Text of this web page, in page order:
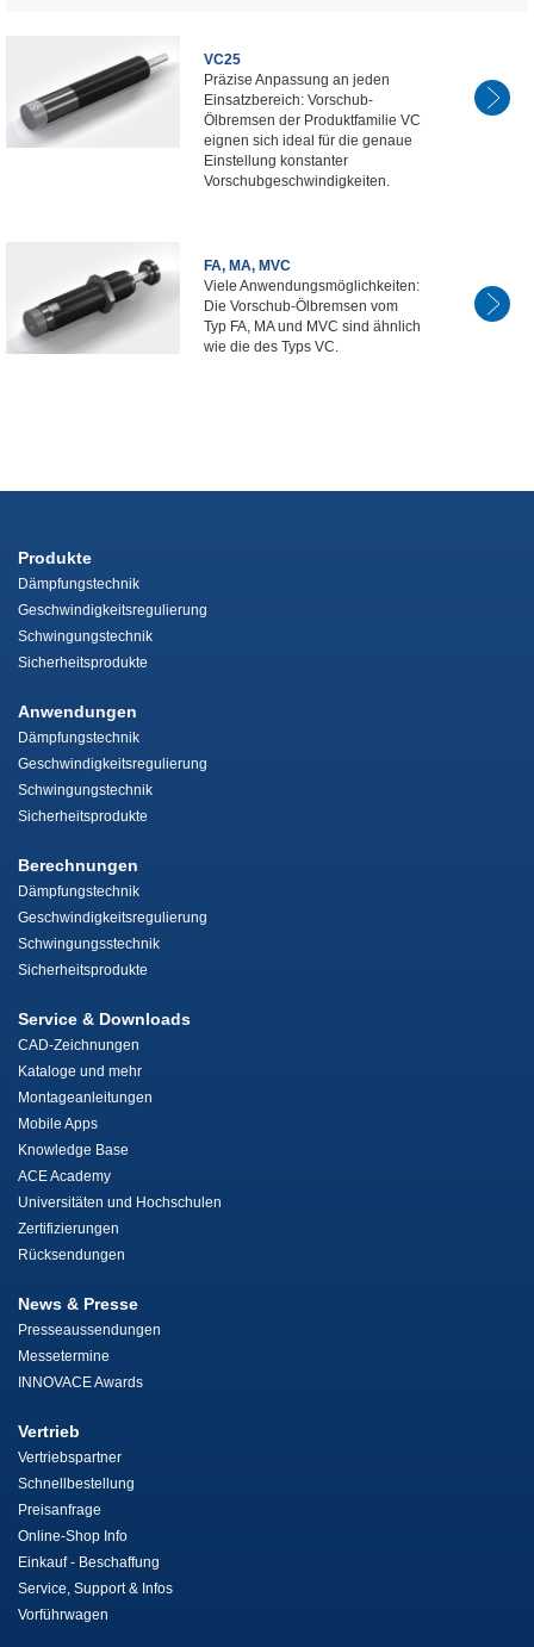
VC25
Präzise Anpassung an jeden
Einsatzbereich: Vorschub-
Ölbremsen der Produktfamilie VC
eignen sich ideal für die genaue
Einstellung konstanter
Vorschubgeschwindigkeiten.
FA, MA, MVC
Viele Anwendungsmöglichkeiten:
Die Vorschub-Ölbremsen vom
Typ FA, MA und MVC sind ähnlich
wie die des Typs VC.
Produkte
Dämpfungstechnik
Geschwindigkeitsregulierung
Schwingungstechnik
Sicherheitsprodukte
Anwendungen
Dämpfungstechnik
Geschwindigkeitsregulierung
Schwingungstechnik
Sicherheitsprodukte
Berechnungen
Dämpfungstechnik
Geschwindigkeitsregulierung
Schwingungsstechnik
Sicherheitsprodukte
Service & Downloads
CAD-Zeichnungen
Kataloge und mehr
Montageanleitungen
Mobile Apps
Knowledge Base
ACE Academy
Universitäten und Hochschulen
Zertifizierungen
Rücksendungen
News & Presse
Presseaussendungen
Messetermine
INNOVACE Awards
Vertrieb
Vertriebspartner
Schnellbestellung
Preisanfrage
Online-Shop Info
Einkauf - Beschaffung
Service, Support & Infos
Vorführwagen